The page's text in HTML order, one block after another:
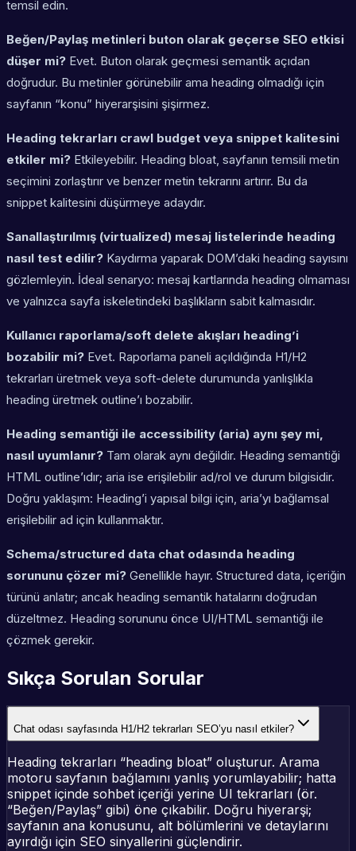
temsil edin.
Beğen/Paylaş metinleri buton olarak geçerse SEO etkisi
düşer mi? Evet. Buton olarak geçmesi semantik açıdan
doğrudur. Bu metinler görünebilir ama heading olmadığı için
sayfanın “konu” hiyerarşisini şişirmez.
Heading tekrarları crawl budget veya snippet kalitesini
etkiler mi? Etkileyebilir. Heading bloat, sayfanın temsili metin
seçimini zorlaştırır ve benzer metin tekrarını artırır. Bu da
snippet kalitesini düşürmeye adaydır.
Sanallaştırılmış (virtualized) mesaj listelerinde heading
nasıl test edilir? Kaydırma yaparak DOM’daki heading sayısını
gözlemleyin. İdeal senaryo: mesaj kartlarında heading olmaması
ve yalnızca sayfa iskeletindeki başlıkların sabit kalmasıdır.
Kullanıcı raporlama/soft delete akışları heading’i
bozabilir mi? Evet. Raporlama paneli açıldığında H1/H2
tekrarları üretmek veya soft-delete durumunda yanlışlıkla
heading üretmek outline’ı bozabilir.
Heading semantiği ile accessibility (aria) aynı şey mi,
nasıl uyumlanır? Tam olarak aynı değildir. Heading semantiği
HTML outline’ıdır; aria ise erişilebilir ad/rol ve durum bilgisidir.
Doğru yaklaşım: Heading’i yapısal bilgi için, aria’yı bağlamsal
erişilebilir ad için kullanmaktır.
Schema/structured data chat odasında heading
sorununu çözer mi? Genellikle hayır. Structured data, içeriğin
türünü anlatır; ancak heading semantik hatalarını doğrudan
düzeltmez. Heading sorununu önce UI/HTML semantiği ile
çözmek gerekir.
Sıkça Sorulan Sorular
Chat odası sayfasında H1/H2 tekrarları SEO’yu nasıl etkiler?
Heading tekrarları “heading bloat” oluşturur. Arama
motoru sayfanın bağlamını yanlış yorumlayabilir; hatta
snippet içinde sohbet içeriği yerine UI tekrarları (ör.
“Beğen/Paylaş” gibi) öne çıkabilir. Doğru hiyerarşi;
sayfanın ana konusunu, alt bölümlerini ve detaylarını
ayırdığı için SEO sinyallerini güçlendirir.